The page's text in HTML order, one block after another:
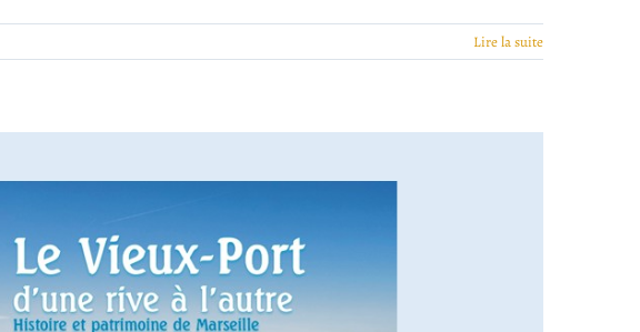
Lire la suite